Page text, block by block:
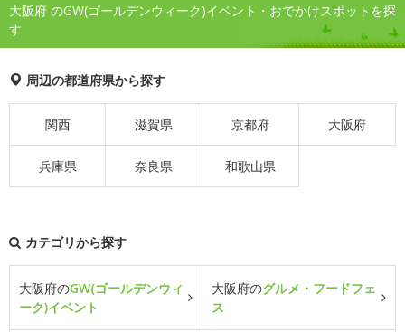
大阪府 のGW(ゴールデンウィーク)イベント・おでかけスポットを探
す
周辺の都道府県から探す
関西 滋賀県 京都府 大阪府
兵庫県 奈良県 和歌山県
カテゴリから探す
大阪府のGW(ゴールデンウィ
ーク)イベント
大阪府のグルメ・フードフェ
ス